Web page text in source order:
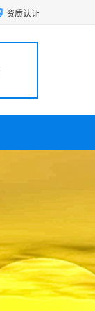
资质认证